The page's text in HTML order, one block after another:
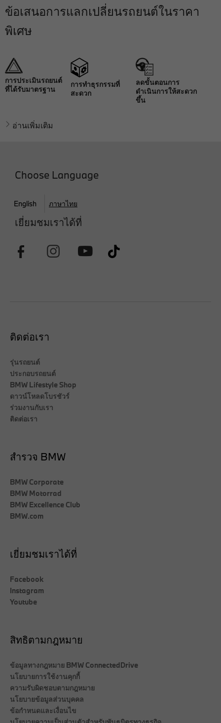
ข้อเสนอการแลกเปลี่ยนรถยนต์ในราคา
พิเศษ
การประเมินรถยนต์
ที่ได้รับมาตรฐาน
การทำธุรกรรมที่
สะดวก
ลดขั้นตอนการ
ดำเนินการให้สะดวก
ขึ้น
อ่านเพิ่มเติม
Choose Language
English ภาษาไทย
เยี่ยมชมเราได้ที่
ติดต่อเรา
รุ่นรถยนต์
ประกอบรถยนต์
BMW Lifestyle Shop
ดาวน์โหลดโบรชัวร์
ร่วมงานกับเรา
ติดต่อเรา
สำรวจ BMW
BMW Corporate
BMW Motorrad
BMW Excellence Club
BMW.com
เยี่ยมชมเราได้ที่
Facebook
Instagram
Youtube
สิทธิตามกฎหมาย
ข้อมูลทางกฎหมาย BMW ConnectedDrive
นโยบายการใช้งานคุกกี้
ความรับผิดชอบตามกฎหมาย
นโยบายข้อมูลส่วนบุคคล
ข้อกำหนดและเงื่อนไข